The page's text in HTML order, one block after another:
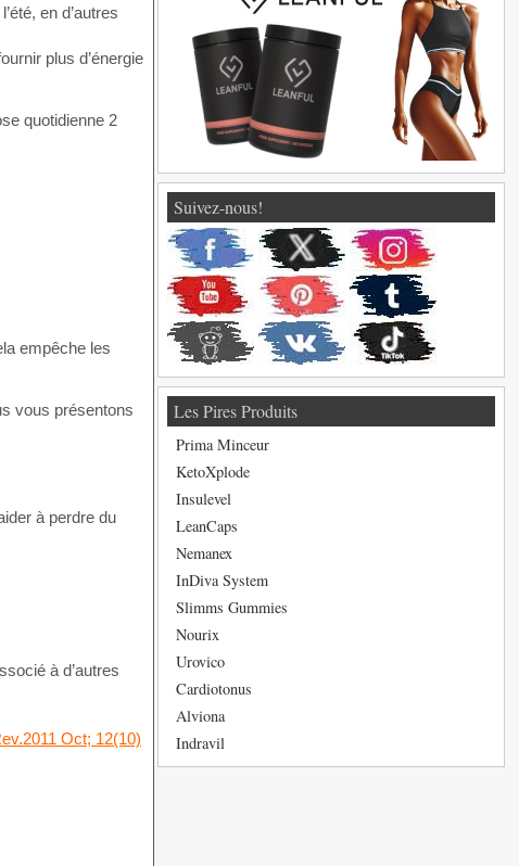
en d’autres
plus d’énergie
quotidienne 2
empêche les
vous présentons
à perdre du
à d’autres
Oct; 12(10)
Suivez-nous!
Les Pires Produits
Prima Minceur
KetoXplode
Insulevel
LeanCaps
Nemanex
InDiva System
Slimms Gummies
Nourix
Urovico
Cardiotonus
Alviona
Indravil